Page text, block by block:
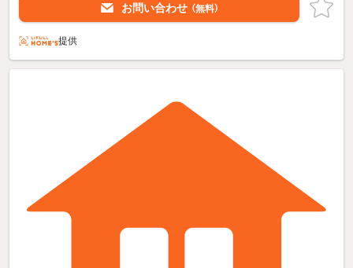
お問い合わせ （無料）
提供